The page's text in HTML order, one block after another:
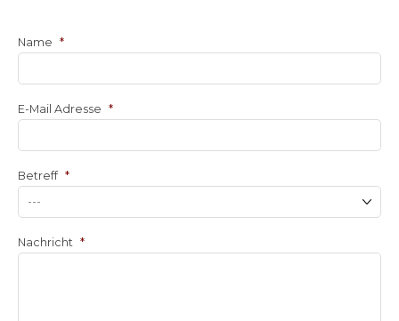
Name *
E-Mail Adresse *
Betreff *
Nachricht *